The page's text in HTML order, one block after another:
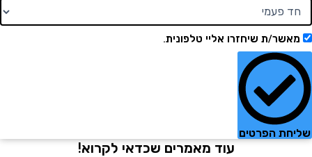
מאשר/ת שיחזרו אליי טלפונית.
הפרטים
עוד מאמרים שכדאי לקרוא!